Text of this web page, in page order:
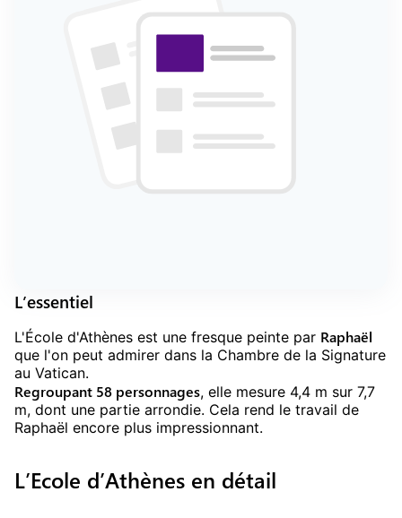
L’essentiel
L'École d'Athènes est une fresque peinte par Raphaël
que l'on peut admirer dans la Chambre de la Signature
au Vatican.
Regroupant 58 personnages, elle mesure 4,4 m sur 7,7
m, dont une partie arrondie. Cela rend le travail de
Raphaël encore plus impressionnant.
L’Ecole d’Athènes en détail